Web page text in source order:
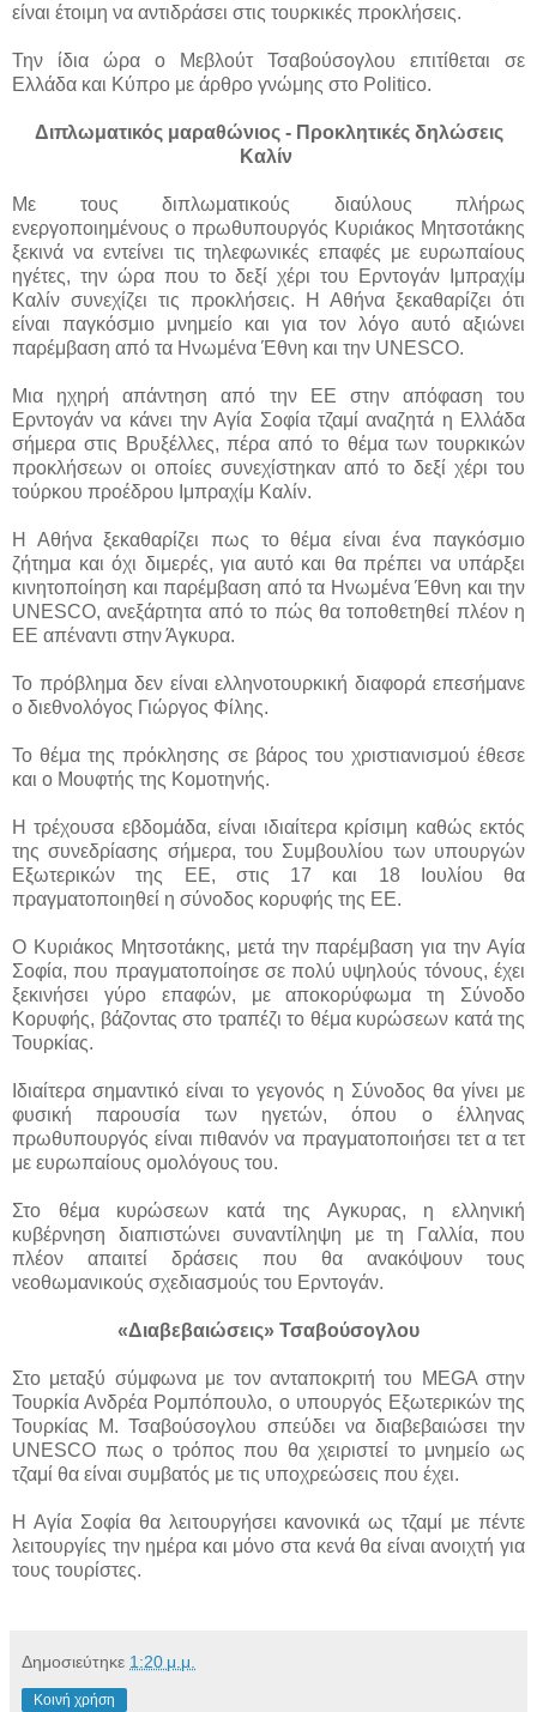
είναι έτοιμη να αντιδράσει στις τουρκικές προκλήσεις.
Την ίδια ώρα ο Μεβλούτ Τσαβούσογλου επιτίθεται σε
Ελλάδα και Κύπρο με άρθρο γνώμης στο Politico.
Διπλωματικός μαραθώνιος - Προκλητικές δηλώσεις
Καλίν
Με τους διπλωματικούς διαύλους πλήρως
ενεργοποιημένους ο πρωθυπουργός Κυριάκος Μητσοτάκης
ξεκινά να εντείνει τις τηλεφωνικές επαφές με ευρωπαίους
ηγέτες, την ώρα που το δεξί χέρι του Ερντογάν Ιμπραχίμ
Καλίν συνεχίζει τις προκλήσεις. Η Αθήνα ξεκαθαρίζει ότι
είναι παγκόσμιο μνημείο και για τον λόγο αυτό αξιώνει
παρέμβαση από τα Ηνωμένα Έθνη και την UNESCO.
Μια ηχηρή απάντηση από την ΕΕ στην απόφαση του
Ερντογάν να κάνει την Αγία Σοφία τζαμί αναζητά η Ελλάδα
σήμερα στις Βρυξέλλες, πέρα από το θέμα των τουρκικών
προκλήσεων οι οποίες συνεχίστηκαν από το δεξί χέρι του
τούρκου προέδρου Ιμπραχίμ Καλίν.
Η Αθήνα ξεκαθαρίζει πως το θέμα είναι ένα παγκόσμιο
ζήτημα και όχι διμερές, για αυτό και θα πρέπει να υπάρξει
κινητοποίηση και παρέμβαση από τα Ηνωμένα Έθνη και την
UNESCO, ανεξάρτητα από το πώς θα τοποθετηθεί πλέον η
ΕΕ απέναντι στην Άγκυρα.
Το πρόβλημα δεν είναι ελληνοτουρκική διαφορά επεσήμανε
ο διεθνολόγος Γιώργος Φίλης.
Το θέμα της πρόκλησης σε βάρος του χριστιανισμού έθεσε
και ο Μουφτής της Κομοτηνής.
Η τρέχουσα εβδομάδα, είναι ιδιαίτερα κρίσιμη καθώς εκτός
της συνεδρίασης σήμερα, του Συμβουλίου των υπουργών
Εξωτερικών της ΕΕ, στις 17 και 18 Ιουλίου θα
πραγματοποιηθεί η σύνοδος κορυφής της ΕΕ.
Ο Κυριάκος Μητσοτάκης, μετά την παρέμβαση για την Αγία
Σοφία, που πραγματοποίησε σε πολύ υψηλούς τόνους, έχει
ξεκινήσει γύρο επαφών, με αποκορύφωμα τη Σύνοδο
Κορυφής, βάζοντας στο τραπέζι το θέμα κυρώσεων κατά της
Τουρκίας.
Ιδιαίτερα σημαντικό είναι το γεγονός η Σύνοδος θα γίνει με
φυσική παρουσία των ηγετών, όπου ο έλληνας
πρωθυπουργός είναι πιθανόν να πραγματοποιήσει τετ α τετ
με ευρωπαίους ομολόγους του.
Στο θέμα κυρώσεων κατά της Αγκυρας, η ελληνική
κυβέρνηση διαπιστώνει συναντίληψη με τη Γαλλία, που
πλέον απαιτεί δράσεις που θα ανακόψουν τους
νεοθωμανικούς σχεδιασμούς του Ερντογάν.
«Διαβεβαιώσεις» Τσαβούσογλου
Στο μεταξύ σύμφωνα με τον ανταποκριτή του MEGA στην
Τουρκία Ανδρέα Ρομπόπουλο, ο υπουργός Εξωτερικών της
Τουρκίας Μ. Τσαβούσογλου σπεύδει να διαβεβαιώσει την
UNESCO πως ο τρόπος που θα χειριστεί το μνημείο ως
τζαμί θα είναι συμβατός με τις υποχρεώσεις που έχει.
Η Αγία Σοφία θα λειτουργήσει κανονικά ως τζαμί με πέντε
λειτουργίες την ημέρα και μόνο στα κενά θα είναι ανοιχτή για
τους τουρίστες.
Δημοσιεύτηκε 1:20 μ.μ.
Κοινή χρήση